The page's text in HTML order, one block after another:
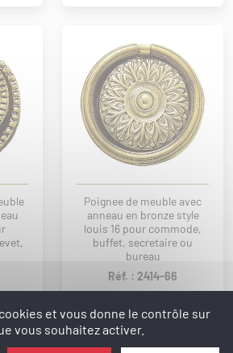
Poignee de meuble avec
anneau en bronze style
louis 16 pour commode,
buffet, secretaire ou
bureau
Réf. : 2414-66
et vous donne le contrôle sur
vous souhaitez activer.